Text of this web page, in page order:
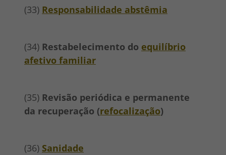
(33) Responsabilidade abstêmia
(34) Restabelecimento do equilíbrio
afetivo familiar
(35) Revisão periódica e permanente
da recuperação (refocalização)
(36) Sanidade